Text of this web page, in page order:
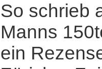
So schrieb
Manns
ein